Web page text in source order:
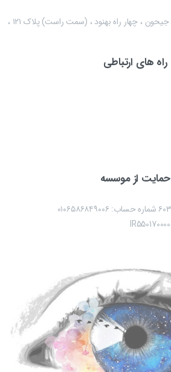
تهران ، خیابان آزادی ، خیابان جیحون ، چهار راه بهنود ، (سمت راست) پلاک ۱۲۱ ،
راه های ارتباطی
حمایت از موسسه